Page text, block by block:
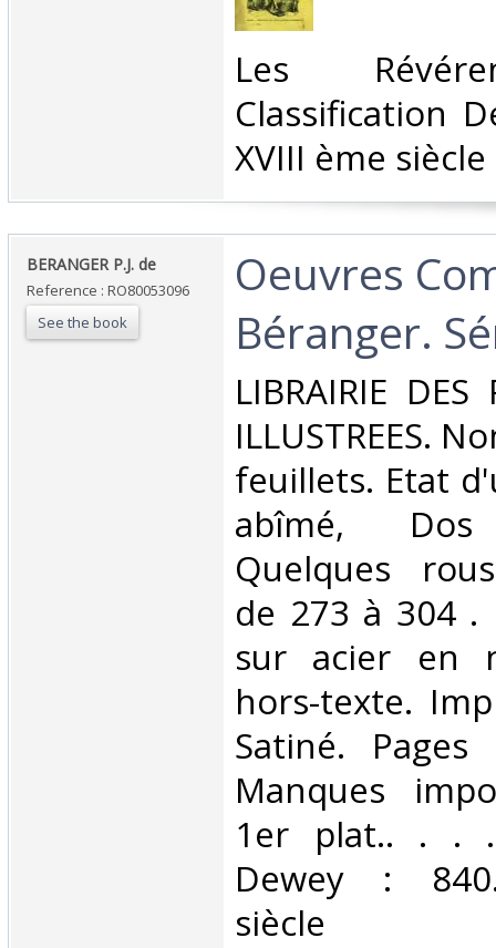
‎Les
Classification
XVIII ème siècle‎
‎BERANGER P.J. de‎
Reference : RO80053096
See the book
‎Oeuvres
Béranger.
‎LIBRAIRIE DES
ILLUSTREES.
feuillets. Etat
abîmé, Dos
Quelques
de 273 à 304 .
sur acier en
hors-texte.
Satiné.
Manques
1er plat.. . . .
Dewey :
siècle‎